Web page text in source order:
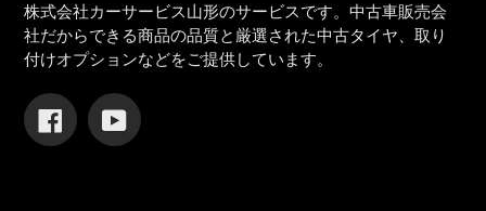
株式会社カーサービス山形のサービスです。中古車販売会
社だからできる商品の品質と厳選された中古タイヤ、取り
付けオプションなどをご提供しています。
FacebookYouTube